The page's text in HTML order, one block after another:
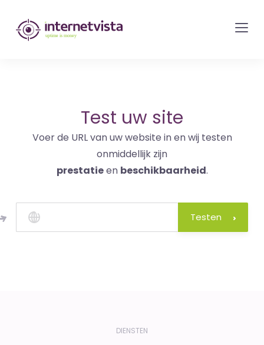
internetvista
monitoring
en
internetdiensten
Uptime
is
money
Test uw site
Voer de URL van uw website in en wij testen
onmiddellijk zijn
prestatieen beschikbaarheid.
Testen
DIENSTEN